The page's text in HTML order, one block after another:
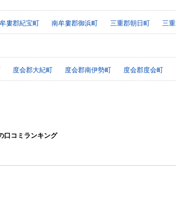
婁郡紀宝町 南牟婁郡御浜町 三重郡朝日町 三
度会郡大紀町 度会郡南伊勢町 度会郡度会町
口コミランキング